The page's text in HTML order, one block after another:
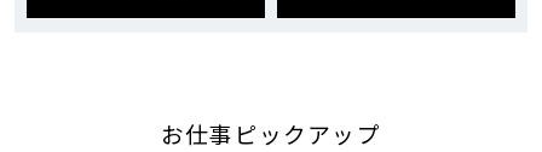
お仕事ピックアップ